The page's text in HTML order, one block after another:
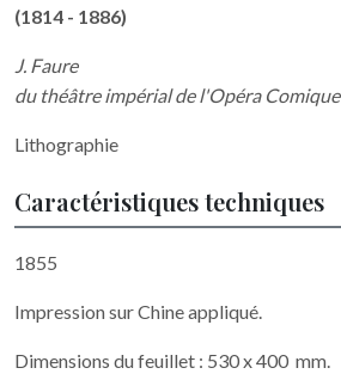
(1814 - 1886)
J. Faure
du théâtre impérial de l'Opéra Comique
Lithographie
Caractéristiques techniques
1855
Impression sur Chine appliqué.
Dimensions du feuillet : 530 x 400 mm.